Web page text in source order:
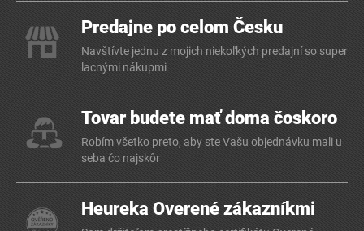
Predajne po celom Česku
Navštívte jednu z mojich niekoľkých predajní so super
lacnými nákupmi
Tovar budete mať doma čoskoro
Robím všetko preto, aby ste Vašu objednávku mali u
seba čo najskôr
Heureka Overené zákazníkmi